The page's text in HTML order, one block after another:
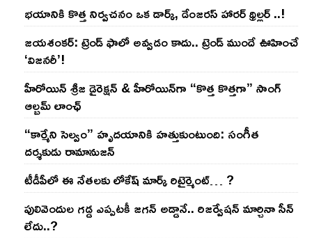
భయానికి కొత్త నిర్వచనం ఒక డార్క్, డేంజరస్ హారర్ థ్రిల్లర్ ..!
జయశంకర్: ట్రెండ్‌ ఫాలో అవ్వడం కాదు.. ట్రెండ్‌ ముందే ఊహించే
‘విజనరీ’!
హీరోయిన్ శ్రీజ డైరెక్ష‌న్ & హీరోయిన్‌గా “కొత్త కొత్తగా” సాంగ్
ఆల్బమ్ లాంఛ్
“కార్మేని సెల్వం” హృదయానికి హత్తుకుంటుంది: సంగీత
దర్శకుడు రామానుజన్
టీడీపీలో ఈ నేత‌ల‌కు లోకేష్ మార్క్ రిటైర్మెంట్‌… ?
పులివెందుల గ‌డ్డ ఎప్ప‌ట‌కీ జ‌గ‌న్ అడ్డానే.. రిజ‌ర్వేష‌న్ మార్చినా సీన్
లేదు..?